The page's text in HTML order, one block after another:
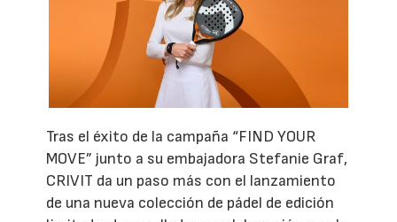
Tras el éxito de la campaña “FIND YOUR
MOVE” junto a su embajadora Stefanie Graf,
CRIVIT da un paso más con el lanzamiento
de una nueva colección de pádel de edición